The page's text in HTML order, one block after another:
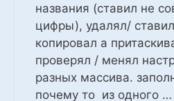
названия (ставил не
цифры), удалял/
копировал а
проверял / менял
разных массива.
почему то из одного …